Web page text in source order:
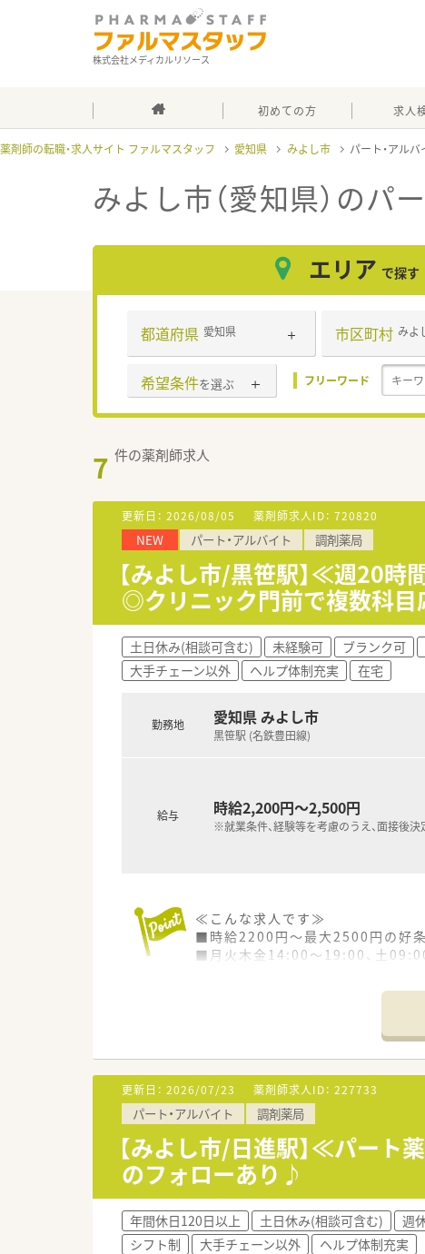
株式会社メディカルリソース
初めての方 求人
薬剤師の転職・求人サイト ファルマスタッフ 愛知県 みよし市 パート・アルバ
みよし市（愛知県）のパ
エリア で探す
都道府県 愛知県 市区町村 みよ
希望条件を選ぶ フリーワード
7 件の薬剤師求人
更新日： 2026/08/05 薬剤師求人ID： 720820
NEW パート・アルバイト 調剤薬局
【みよし市/黒笹駅】≪週20
◎クリニック門前で複数科
土日休み(相談可含む) 未経験可 ブランク可
大手チェーン以外
ヘルプ体制充実 在宅
勤務地 愛知県 みよし市
黒笹駅 (名鉄豊田線)
給与 時給2,200円～2,500円
※就業条件、経験等を考慮のうえ、面接後決
≪こんな求人です≫
■時給2200円～最大2500円の好条
■月火木金14:00～19:00、土
■黒笹駅から車で6分程度の場所
■内科や小児科など複数科目の処
■残業はほとんど発生しないよう
■ヘルプ体制がしっかりと整って
≪こんな法人です≫
■三河地方で地域密着型の薬局を
■代表自身も薬剤師で現場を経験
更新日： 2026/07/23 薬剤師求人ID： 227733
パート・アルバイト 調剤薬局
【みよし市/日進駅】≪パート
のフォローあり♪
年間休日120日以上 土日休み(相談可含む) 週
シフト制
大手チェーン以外 ヘルプ体制充実